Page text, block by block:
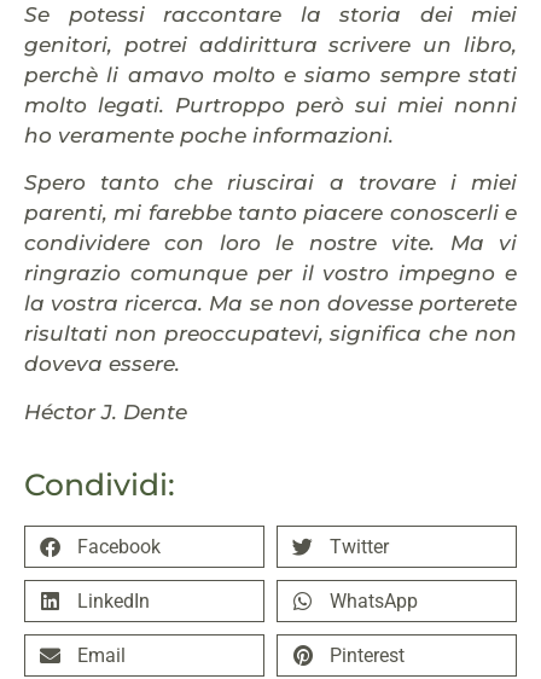
Condividi:
Facebook Twitter
LinkedIn WhatsApp
Email Pinterest
Se potessi raccontare la storia dei miei
genitori, potrei addirittura scrivere un libro,
perchè li amavo molto e siamo sempre stati
molto legati. Purtroppo però sui miei nonni
ho veramente poche informazioni.
Spero tanto che riuscirai a trovare i miei
parenti, mi farebbe tanto piacere conoscerli e
condividere con loro le nostre vite. Ma vi
ringrazio comunque per il vostro impegno e
la vostra ricerca. Ma se non dovesse porterete
risultati non preoccupatevi, significa che non
doveva essere.
Héctor J. Dente